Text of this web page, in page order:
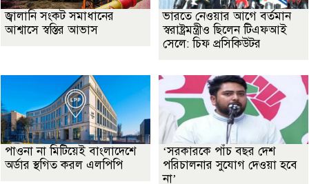
জ্বালানি সংকট সমাধানের
আশ্বাসে স্বস্তির আভাস
ভারতে নেওয়ার আগে বর্তমান
স্বরাষ্ট্রমন্ত্রীও ছিলেন টিএফআই
সেলে: চিফ প্রসিকিউটর
পাওনা না মিটিয়েই বাংলাদেশে
অর্ডার স্থগিত করল এলপিপি
‘সরকারকে পাঁচ বছর দেশ
পরিচালনার সুযোগ দেওয়া হবে
না’